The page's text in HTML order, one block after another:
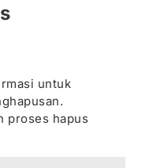
untuk
proses hapus